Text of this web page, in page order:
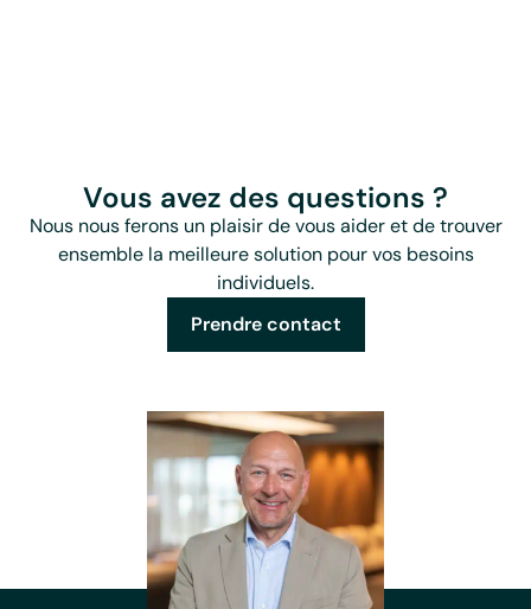
Vous avez des questions ?
Nous nous ferons un plaisir de vous aider et de trouver
ensemble la meilleure solution pour vos besoins
individuels.
Prendre contact